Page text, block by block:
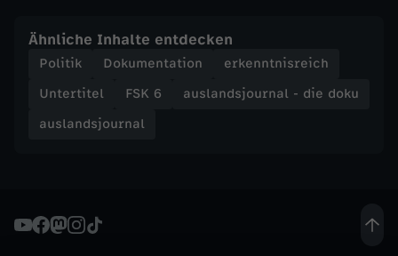
d
o
Ähnliche Inhalte entdecken
Politik Dokumentation
erkenntnisreich
Untertitel
FSK 6
auslandsjournal - die doku
auslandsjournal